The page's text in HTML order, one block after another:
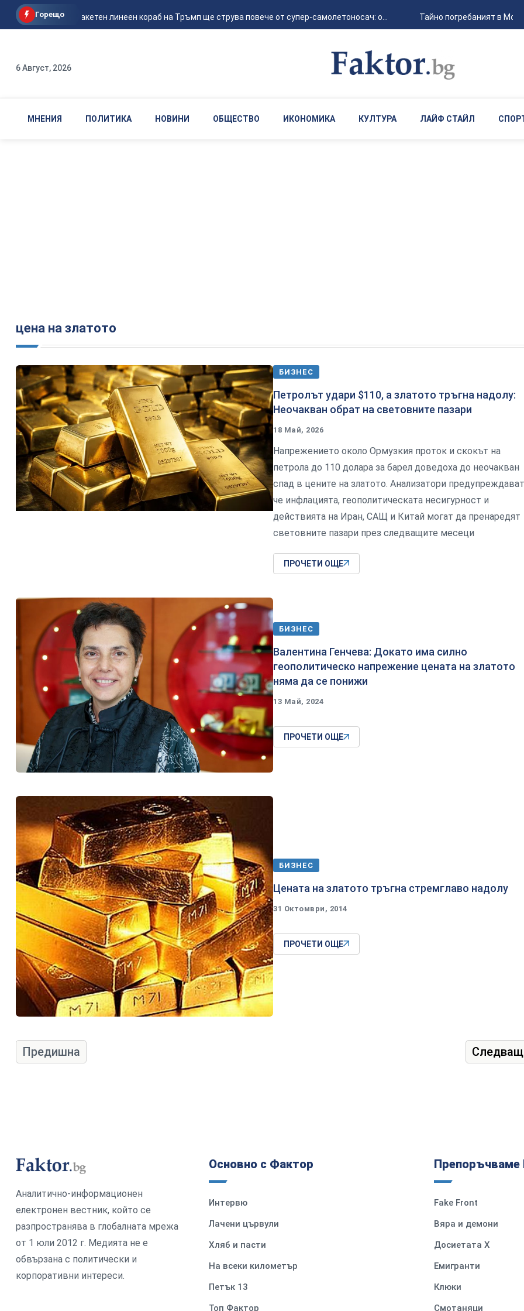
Горещо
Първият ракетен линеен кораб на Тръмп ще струва повече от супер-самолетоносач: о... Тайно погребаният в
6 Август, 2026
МНЕНИЯ ПОЛИТИКА НОВИНИ ОБЩЕСТВО ИКОНОМИКА КУЛТУРА ЛАЙФ СТАЙЛ
цена на златото
БИЗНЕС
Петролът удари $110, а златото тръгна надолу:
Неочакван обрат на световните пазари
18 Май, 2026
Напрежението около Ормузкия проток и скокът на
петрола до 110 долара за барел доведоха до неочакван
спад в цените на златото. Анализатори
че инфлацията, геополитическата несигурност и
действията на Иран, САЩ и Китай могат да пренаредят
световните пазари през следващите месеци
ПРОЧЕТИ ОЩЕ
БИЗНЕС
Валентина Генчева: Докато има силно
геополитическо напрежение цената на златото
няма да се понижи
13 Май, 2024
ПРОЧЕТИ ОЩЕ
БИЗНЕС
Цената на златото тръгна стремглаво надолу
31 Октомври, 2014
ПРОЧЕТИ ОЩЕ
Предишна
Аналитично-информационен
електронен вестник, който се
разпространява в глобалната мрежа
от 1 юли 2012 г. Медията не е
обвързана с политически и
корпоративни интереси.
Основно с Фактор
Интервю
Лачени цървули
Хляб и пасти
На всеки километър
Петък 13
Топ Фактор
Препоръчваме
Fake Front
Вяра и демони
Досиетата Х
Емигранти
Клюки
Смотаняци